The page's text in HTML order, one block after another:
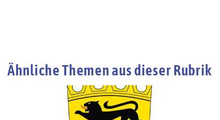
Ähnliche Themen aus dieser Rubrik